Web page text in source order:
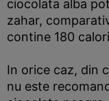
ciocolata alba
zahar,
contine 180
In orice caz, din
nu este